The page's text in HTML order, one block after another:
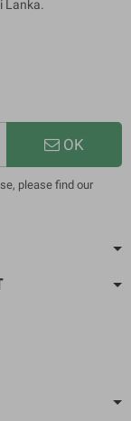
Lanka.
OK
please find our